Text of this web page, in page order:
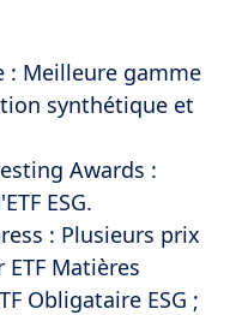
Meilleure gamme
synthétique et
Awards :
ESG.
: Plusieurs prix
Matières
Obligataire ESG ;